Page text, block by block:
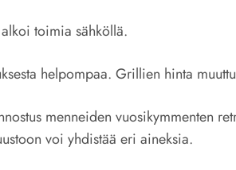
toimia sähköllä.
helpompaa. Grillien hinta
menneiden vuosikymmenten
voi yhdistää eri aineksia.